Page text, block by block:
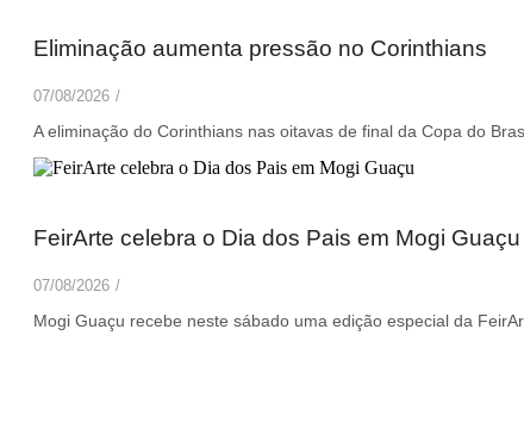
Eliminação aumenta pressão no Corinthians
07/08/2026 /
A eliminação do Corinthians nas oitavas de final da Copa do
FeirArte celebra o Dia dos Pais em Mogi Guaçu
07/08/2026 /
Mogi Guaçu recebe neste sábado uma edição especial da